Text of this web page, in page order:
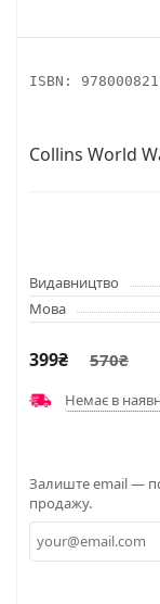
ISBN:
Collins World
Видавництво
Мова
399₴ 570₴
Немає в
Залиште email —
продажу.